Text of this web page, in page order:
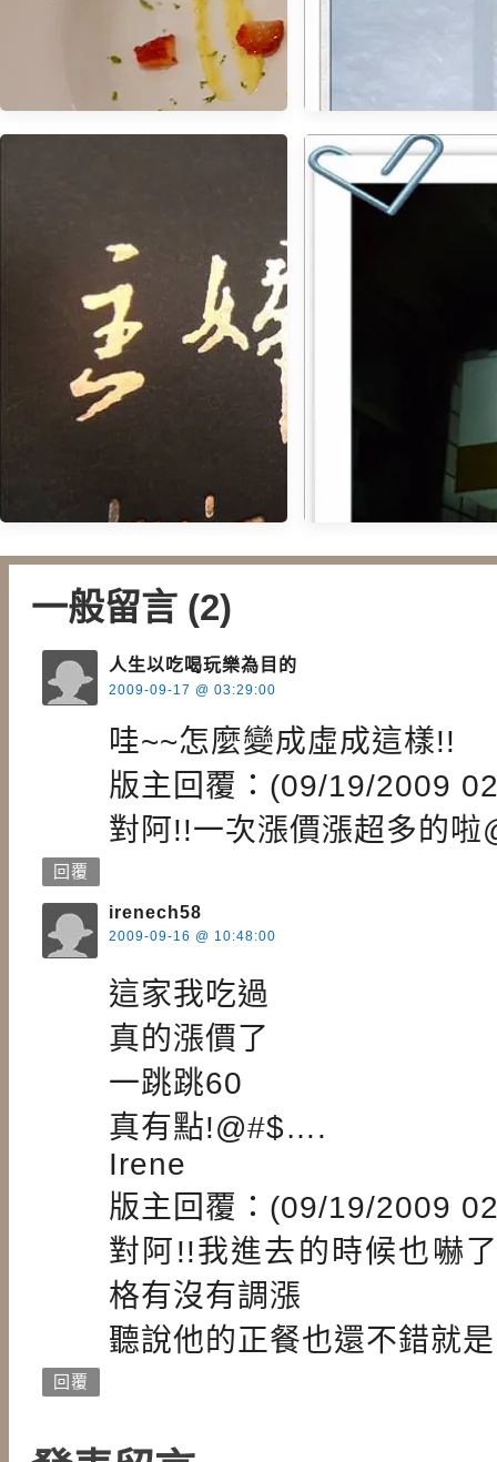
【食記】Stoppage Time 補時．
為忙碌的生活偷一點休閒時間吧
＠科技大樓站
【午茶】金山 洋荳子
【午茶】主婦之店
一般留言 (2)
人生以吃喝玩樂為目的
2009-09-17 @ 03:29:00
哇~~怎麼變成虛成這樣!!
版主回覆：(09/19/2009
對阿!!一次漲價漲超多的啦
回覆
irenech58
2009-09-16 @ 10:48:00
這家我吃過
真的漲價了
一跳跳60
真有點!@#$….
Irene
版主回覆：(09/19/2009
對阿!!我進去的時候也嚇
格有沒有調漲
聽說他的正餐也還不錯就
回覆